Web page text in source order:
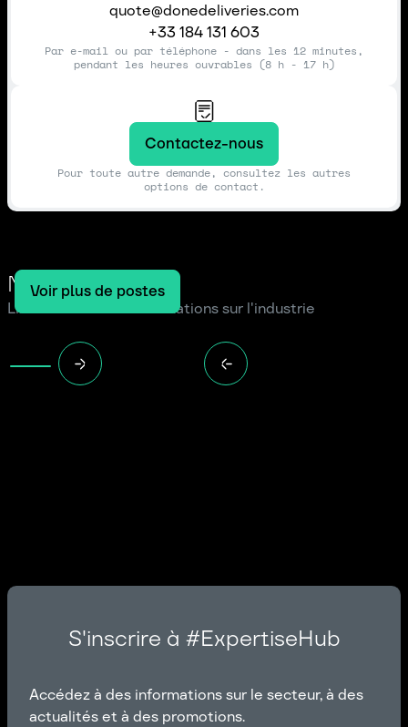
quote@donedeliveries.com
+33 184 131 603
Par e-mail ou par téléphone - dans les 12 minutes,
pendant les heures ouvrables (8 h - 17 h)
Contactez-nous
Pour toute autre demande, consultez les autres
options de contact.
Notre blog
Lire les dernières informations sur l'industrie
Voir plus de postes
S'inscrire à #ExpertiseHub
Accédez à des informations sur le secteur, à des
actualités et à des promotions.